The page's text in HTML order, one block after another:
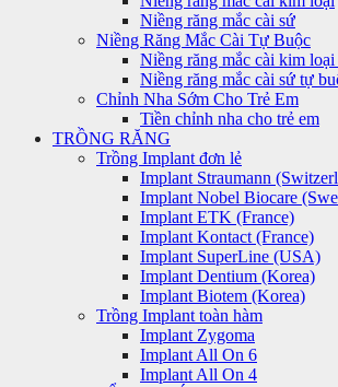
Niềng răng mắc cài sứ
Niềng Răng Mắc Cài Tự Buộc
Niềng răng mắc cài kim
Niềng răng mắc cài sứ tự
Chỉnh Nha Sớm Cho Trẻ Em
Tiền chỉnh nha cho trẻ em
TRỒNG RĂNG
Trồng Implant đơn lẻ
Implant Straumann
Implant Nobel Biocare
Implant ETK (France)
Implant Kontact (France)
Implant SuperLine (USA)
Implant Dentium (Korea)
Implant Biotem (Korea)
Trồng Implant toàn hàm
Implant Zygoma
Implant All On 6
Implant All On 4